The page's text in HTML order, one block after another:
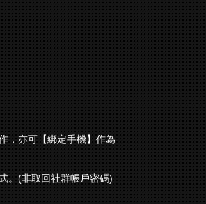
，亦可【綁定手機】作為
。(非取回社群帳戶密碼)